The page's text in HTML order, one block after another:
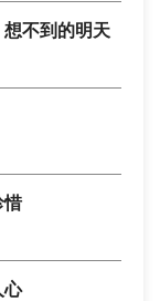
不到的明天
惜
心